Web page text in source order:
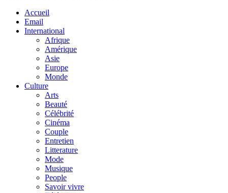
Accueil
Email
International
Afrique
Amérique
Asie
Europe
Monde
Culture
Arts
Beauté
Célébrité
Cinéma
Couple
Entretien
Litterature
Mode
Musique
People
Savoir vivre